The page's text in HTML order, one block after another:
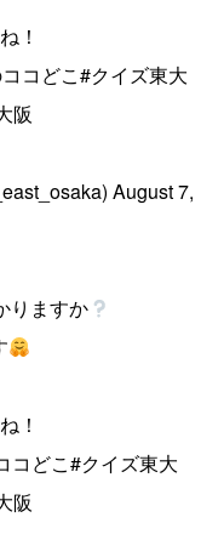
！
コどこ#クイズ東大
阪
August 7,
りますか
！
コどこ#クイズ東大
阪